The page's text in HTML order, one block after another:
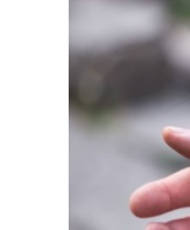
Життя
Культура
Афіша